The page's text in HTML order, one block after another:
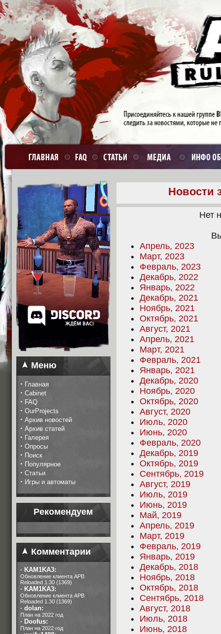
Меню
· Главная
· Cabinet
· FAQ
· OurProjects
· Архив новостей
· Архив статей
· Галерея
· Опросы
· Поиск
· Популярное
· Статьи
· Игры и автоматы
Рекомендуем
Комментарии
· KAM1KA3:
Обновление клиента APB
Reloaded 1.30 (1369)
· KAM1KA3:
Обновление клиента APB
Reloaded 1.30 (1369)
· dolan:
План на 2022 год
· Doofus:
План на 2022 год
Новости
Нет
Апрель, 2023
Март, 2023
Февраль, 2023
Декабрь, 2022
Январь, 2022
Декабрь, 2021
Ноябрь, 2021
Октябрь, 2021
Август, 2021
Апрель, 2021
Март, 2021
Февраль, 2021
Январь, 2021
Декабрь, 2020
Ноябрь, 2020
Октябрь, 2020
Август, 2020
Июль, 2020
Июнь, 2020
Февраль, 2020
Декабрь, 2019
Октябрь, 2019
Сентябрь, 2019
Август, 2019
Июль, 2019
Июнь, 2019
Май, 2019
Апрель, 2019
Март, 2019
Февраль, 2019
Январь, 2019
Декабрь, 2018
Ноябрь, 2018
Октябрь, 2018
Сентябрь, 2018
Август, 2018
Июль, 2018
Июнь, 2018